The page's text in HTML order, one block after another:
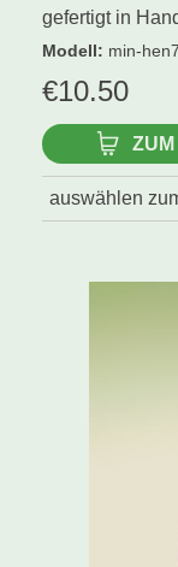
gefertigt in
Modell: min-
€10.50
auswählen